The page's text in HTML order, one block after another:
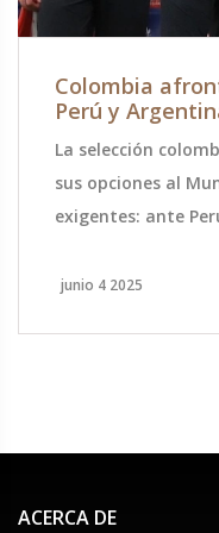
Colombia
Perú y
La selección
sus opciones al
exigentes: ante
rumbo a la Copa
junio 4 2025
ACERCA DE